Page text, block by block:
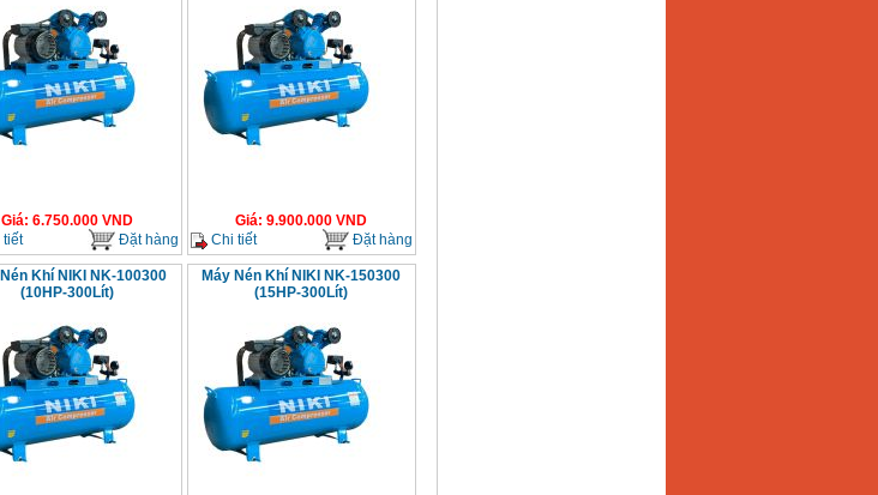
Giá: 6.750.000 VND
Đặt hàng
Giá: 9.900.000 VND
Chi tiết
Đặt hàng
Khí NIKI NK-100300
(10HP-300Lít)
Máy Nén Khí NIKI NK-150300
(15HP-300Lít)